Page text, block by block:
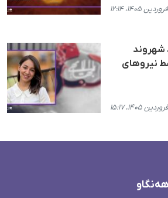
شهروند
نیروهای